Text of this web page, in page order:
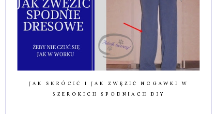
JAK SKRÓCIĆ I JAK ZWĘZIĆ NOGAWKI W
SZEROKICH SPODNIACH DIY